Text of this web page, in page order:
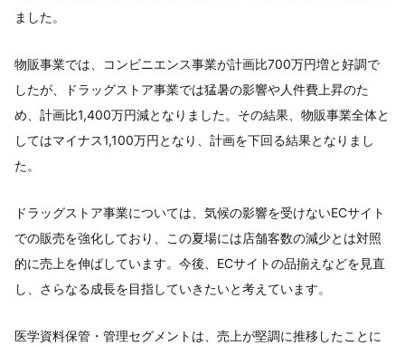
ました。
物販事業では、コンビニエンス事業が計画比700万円増と好調で
したが、ドラッグストア事業では猛暑の影響や人件費上昇のた
め、計画比1,400万円減となりました。その結果、物販事業全体と
してはマイナス1,100万円となり、計画を下回る結果となりまし
た。
ドラッグストア事業については、気候の影響を受けないECサイト
での販売を強化しており、この夏場には店舗客数の減少とは対照
的に売上を伸ばしています。今後、ECサイトの品揃えなどを見直
し、さらなる成長を目指していきたいと考えています。
医学資料保管・管理セグメントは、売上が堅調に推移したことに